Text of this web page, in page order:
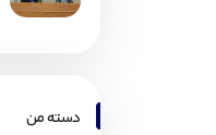
دسته من